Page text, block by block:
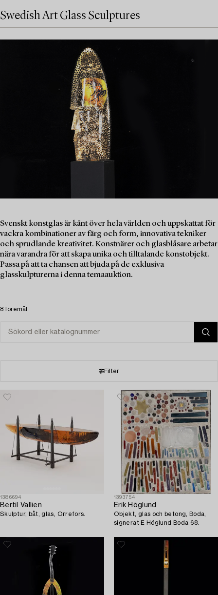
Swedish Art Glass Sculptures
Svenskt konstglas är känt över hela världen och uppskattat för
vackra kombinationer av färg och form, innovativa tekniker
och sprudlande kreativitet. Konstnärer och glasblåsare arbetar
nära varandra för att skapa unika och tilltalande konstobjekt.
Passa på att ta chansen att bjuda på de exklusiva
glasskulpturerna i denna temaauktion.
8 föremål
Filter
1386694
Bertil Vallien
Skulptur, båt, glas, Orrefors.
1393754
Erik Höglund
Objekt, glas och betong, Boda,
signerat E Höglund Boda 68.